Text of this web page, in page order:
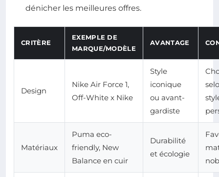
dénicher les meilleures offres.
CRITÈRE
EXEMPLE DE
MARQUE/MODÈLE
AVANTAGE
Design
Nike Air Force 1,
Off-White x Nike
Style
iconique
ou avant-
gardiste
Matériaux
Puma eco-
friendly, New
Balance en cuir
Durabilité
et écologie